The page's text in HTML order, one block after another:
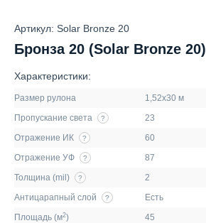
Артикул: Solar Bronze 20
Бронза 20 (Solar Bronze 20)
Характеристики:
Размер рулона
1,52х30 м
Пропускание света
?
23
Отражение ИК
?
60
Отражение УФ
?
87
Толщина (mil)
?
2
Антицарапный слой
?
Есть
Площадь (м2)
45